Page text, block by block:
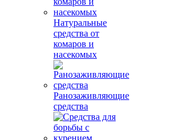
Натуральные
средства от
комаров и
насекомых
Ранозаживляющие
средства